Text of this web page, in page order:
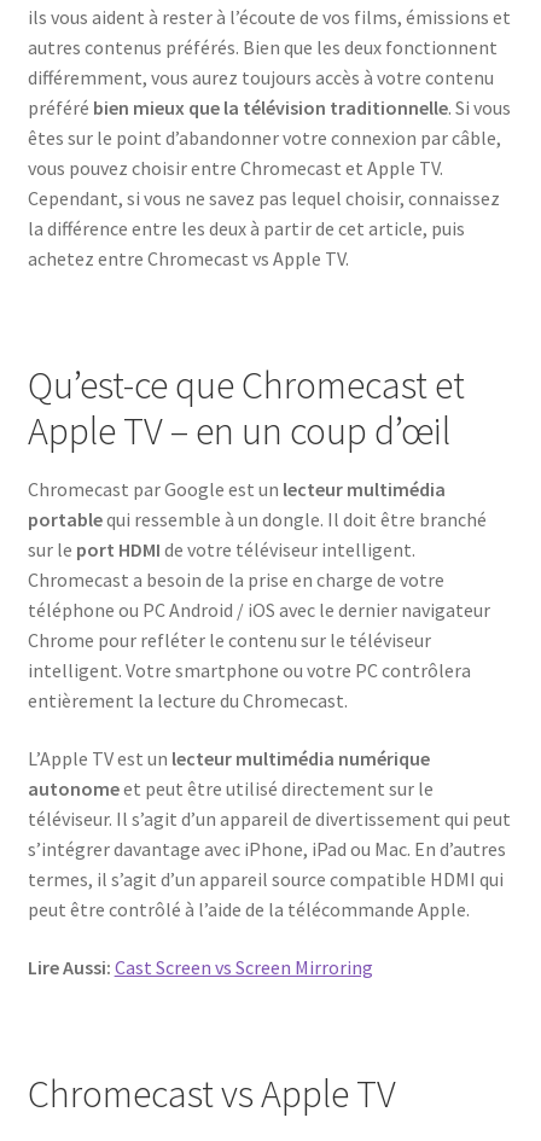
ils vous aident à rester à l’écoute de vos films, émissions et
autres contenus préférés. Bien que les deux fonctionnent
différemment, vous aurez toujours accès à votre contenu
préféré bien mieux que la télévision traditionnelle. Si vous
êtes sur le point d’abandonner votre connexion par câble,
vous pouvez choisir entre Chromecast et Apple TV.
Cependant, si vous ne savez pas lequel choisir, connaissez
la différence entre les deux à partir de cet article, puis
achetez entre Chromecast vs Apple TV.
Qu’est-ce que Chromecast et
Apple TV – en un coup d’œil
Chromecast par Google est un lecteur multimédia
portablequi ressemble à un dongle. Il doit être branché
sur le port HDMI de votre téléviseur intelligent.
Chromecast a besoin de la prise en charge de votre
téléphone ou PC Android / iOS avec le dernier navigateur
Chrome pour refléter le contenu sur le téléviseur
intelligent. Votre smartphone ou votre PC contrôlera
entièrement la lecture du Chromecast.
L’Apple TV est un lecteur multimédia numérique
autonomeet peut être utilisé directement sur le
téléviseur. Il s’agit d’un appareil de divertissement qui peut
s’intégrer davantage avec iPhone, iPad ou Mac. En d’autres
termes, il s’agit d’un appareil source compatible HDMI qui
peut être contrôlé à l’aide de la télécommande Apple.
Lire Aussi: Cast Screen vs Screen Mirroring
Chromecast vs Apple TV